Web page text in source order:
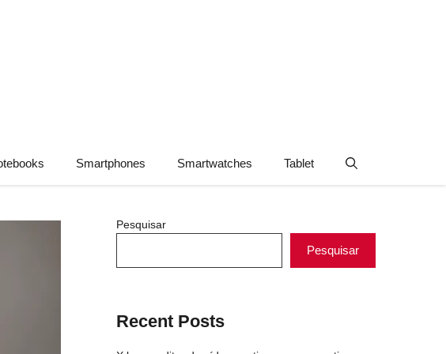
Smartphones Smartwatches Tablet
Pesquisar
Pesquisar
Recent Posts